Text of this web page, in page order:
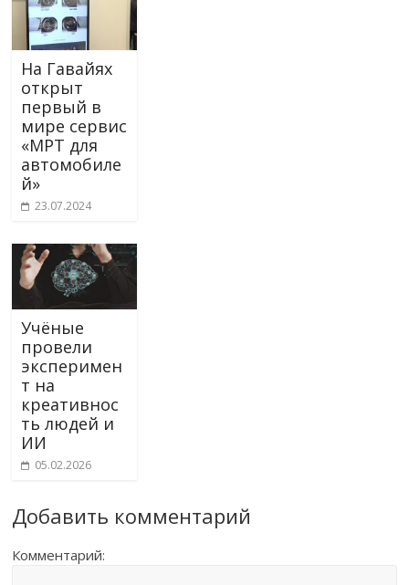
На Гавайях
открыт
первый в
мире сервис
«МРТ для
автомобиле
й»
23.07.2024
Учёные
провели
эксперимен
т на
креативнос
ть людей и
ИИ
05.02.2026
Добавить комментарий
Комментарий: